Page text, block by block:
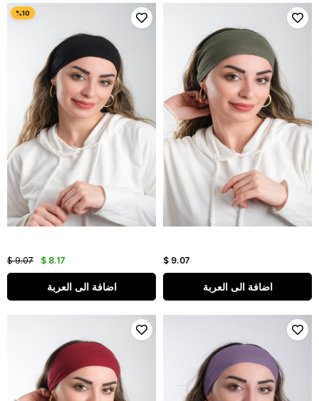
$ 8.17
$ 9.07
اضافة الى العربة
$ 9.07
اضافة الى العربة